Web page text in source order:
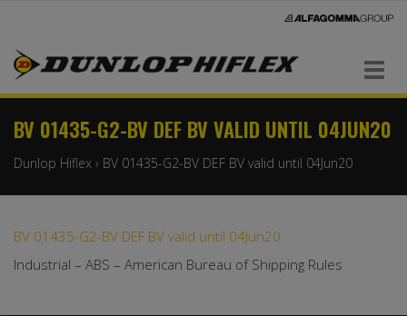
Navigaatio
BV 01435-G2-BV DEF BV VALID UNTIL 04JUN20
Dunlop Hiflex › BV 01435-G2-BV DEF BV valid until 04Jun20
BV 01435-G2-BV DEF BV valid until 04Jun20
Industrial – ABS – American Bureau of Shipping Rules